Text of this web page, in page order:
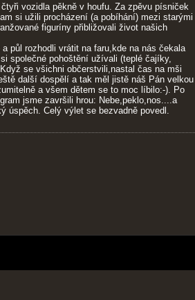
vozidla pěkně v houfu. Za zpěvu písniček
si užili procházení (a pobíhání) mezi starými
figuríny přibližovali život našich
půl rozhodli vrátit na faru,kde na nás čekala
společné pohoštění užívali (teplé čajíky,
se všichni občerstvili,nastal čas na mši
další dospělí a tak měl jistě náš Pán velkou
a všem dětem se to moc líbilo:-). Po
jsme završili hrou: Nebe,peklo,nos....a
úspěch. Celý výlet se bezvadně povedl.